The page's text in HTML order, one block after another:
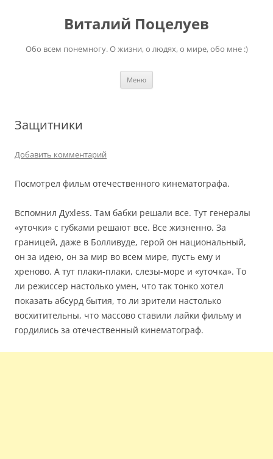
содержимомуВиталий Поцелуев
Обо всем понемногу. О жизни, о людях, о мире, обо мне :)
Меню
Защитники
Добавить комментарий
Посмотрел фильм отечественного кинематографа.
Вспомнил Духless. Там бабки решали все. Тут генералы
«уточки» с губками решают все. Все жизненно. За
границей, даже в Болливуде, герой он национальный,
он за идею, он за мир во всем мире, пусть ему и
хреново. А тут плаки-плаки, слезы-море и «уточка». То
ли режиссер настолько умен, что так тонко хотел
показать абсурд бытия, то ли зрители настолько
восхитительны, что массово ставили лайки фильму и
гордились за отечественный кинематограф.